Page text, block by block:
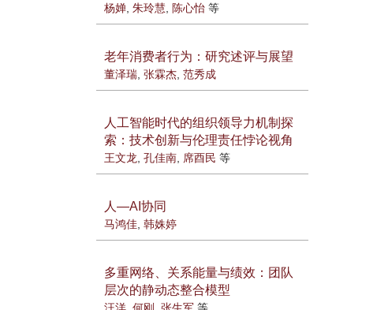
杨婵, 朱玲慧, 陈心怡等
老年消费者行为：研究述评与展望
董泽瑞, 张霖杰, 范秀成
人工智能时代的组织领导力机制探
索：技术创新与伦理责任悖论视角
王文龙 孔佳南, 席酉民 等
人—AI协同
马鸿佳, 韩姝婷
多重网络、关系能量与绩效：团队
层次的静动态整合模型